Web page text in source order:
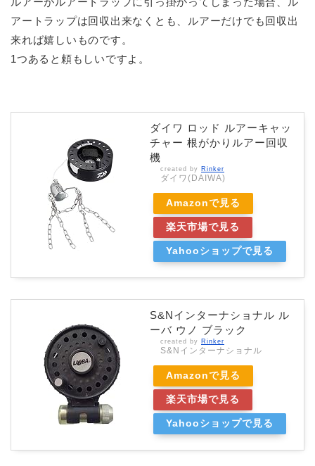
アートラップは回収出来なくとも、ルアーだけでも回収出
来れば嬉しいものです。
1つあると頼もしいですよ。
ダイワ ロッド ルアーキャッ
チャー 根がかりルアー回収
機
created by Rinker
ダイワ(DAIWA)
Amazonで見る
楽天市場で見る
Yahooショップで見る
S&Nインターナショナル ル
ーバ ウノ ブラック
created by Rinker
S&Nインターナショナル
Amazonで見る
楽天市場で見る
Yahooショップで見る